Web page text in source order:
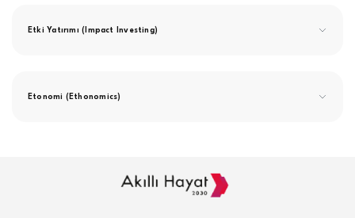
Etki Yatırımı (Impact Investing)
Etonomi (Ethonomics)